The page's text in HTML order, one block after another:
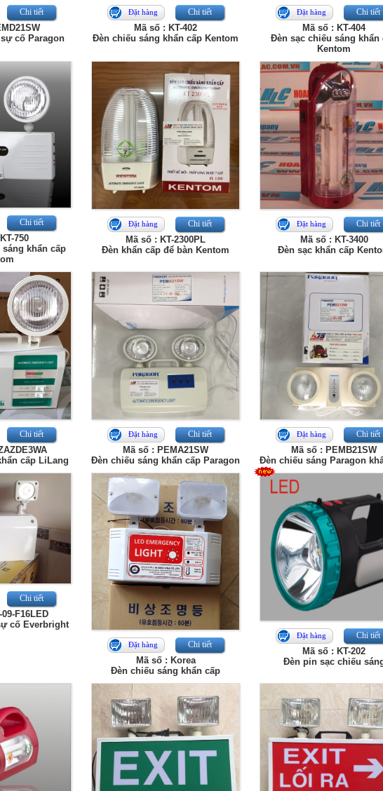
Chi tiết
cố Paragon
Đặt hàng Chi tiết
Mã số : KT-402
Đèn chiếu sáng khẩn cấp Kentom
Đặt hàng Chi tiết
Mã số : KT-404
Đèn sạc chiếu sáng khẩn
Kentom
Chi tiết
750
khẩn cấp
Đặt hàng Chi tiết
Mã số : KT-2300PL
Đèn khẩn cấp để bàn Kentom
Đặt hàng Chi tiết
Mã số : KT-3400
Đèn sạc khẩn cấp
Chi tiết
cấp LiLang
Đặt hàng Chi tiết
Mã số : PEMA21SW
Đèn chiếu sáng khẩn cấp Paragon
Đặt hàng Chi tiết
Mã số : PEMB21SW
Đèn chiếu sáng Paragon
Chi tiết
F16LED
cố Everbright
Đặt hàng Chi tiết
Mã số : Korea
Đèn chiếu sáng khẩn cấp
Đặt hàng Chi tiết
Mã số : KT-202
Đèn pin sạc chiếu